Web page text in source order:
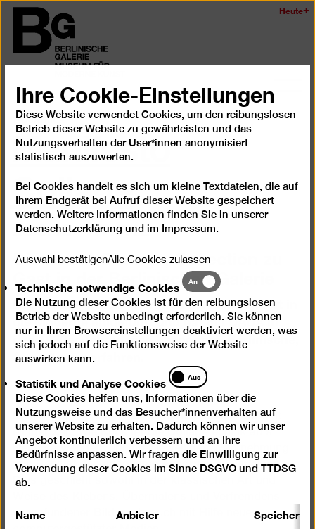
Zum
Seiteninhalt
springen
Berlinischen
Galerie
Heute
auf-
und
Rückblick
Manifesto
Collage
23.5.12–17.9.12
Die About Change, Collection zu
Gast in der Berlinischen Galerie
Die Collage wurde im frühen 20. Jahrhundert in
die Moderne eingeführt und hat mit DADA in
den 1920er Jahren eine besondere, Berlinische,
Ausprägung erfahren.
In der zeitgenössischen Kunst beobachten wir seit
einiger Zeit, wie Künstler die Collagetechnik aufs
Neue verwenden, um ihrer jeweiligen Wahrnehmung
von Realität den adäquaten Ausdruck zu verleihen.
Dies geschieht sowohl in der klassischen Art und
vorgefundener Bilder, als auch mit Hilfe neuer,
Ihre Cookie-Einstellungen
Diese Website verwendet Cookies, um den reibungslosen
Betrieb dieser Website zu gewährleisten und das
Nutzungsverhalten der User*innen anonymisiert
statistisch auszuwerten.
Bei Cookies handelt es sich um kleine Textdateien, die auf
Ihrem Endgerät bei Aufruf dieser Website gespeichert
werden. Weitere Informationen finden Sie in unserer
Datenschutzerklärung und im Impressum.
Auswahl bestätigenAlle Cookies zulassen
Technische notwendige Cookies
Technische
notwendige
Cookies
An
Die Nutzung dieser Cookies ist für den reibungslosen
Betrieb der Website unbedingt erforderlich. Sie können
nur in Ihren Browsereinstellungen deaktiviert werden, was
sich jedoch auf die Funktionsweise der Website
auswirken kann.
Statistik und Analyse Cookies
Statistik
und
Analyse
Cookies
Aus
Diese Cookies helfen uns, Informationen über die
Nutzungsweise und das Besucher*innenverhalten auf
unserer Website zu erhalten. Dadurch können wir unser
Angebot kontinuierlich verbessern und an Ihre
Bedürfnisse anpassen. Wir fragen die Einwilligung zur
Verwendung dieser Cookies im Sinne DSGVO und TTDSG
ab.
Name Anbieter